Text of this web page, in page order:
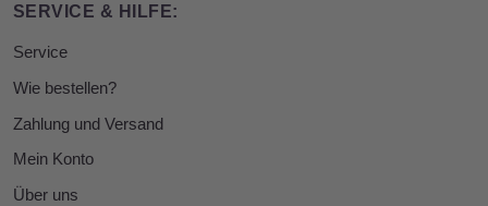
SERVICE & HILFE:
Service
Wie bestellen?
Zahlung und Versand
Mein Konto
Über uns